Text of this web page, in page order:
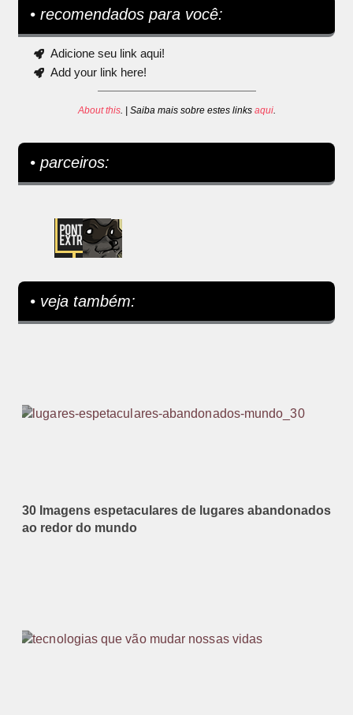
• recomendados para você:
Adicione seu link aqui!
Add your link here!
About this. | Saiba mais sobre estes links aqui.
• parceiros:
• veja também:
30 Imagens espetaculares de lugares abandonados
ao redor do mundo